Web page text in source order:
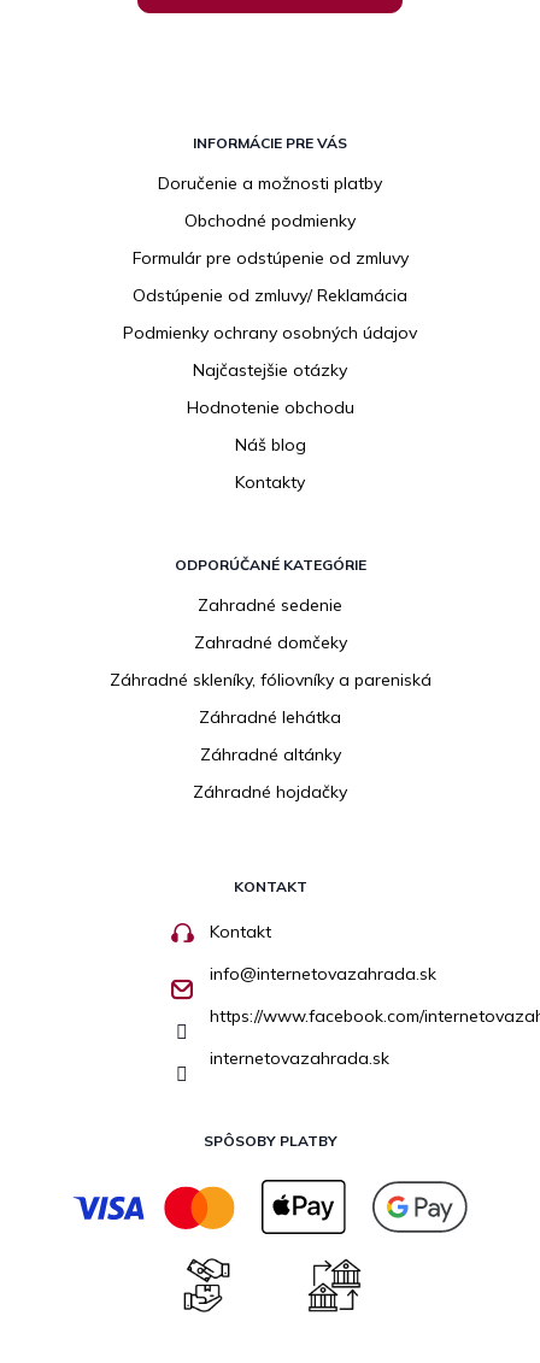
INFORMÁCIE PRE VÁS
Doručenie a možnosti platby
Obchodné podmienky
Formulár pre odstúpenie od zmluvy
Odstúpenie od zmluvy/ Reklamácia
Podmienky ochrany osobných údajov
Najčastejšie otázky
Hodnotenie obchodu
Náš blog
Kontakty
ODPORÚČANÉ KATEGÓRIE
Zahradné sedenie
Zahradné domčeky
Záhradné skleníky, fóliovníky a pareniská
Záhradné lehátka
Záhradné altánky
Záhradné hojdačky
KONTAKT
Kontakt
info@internetovazahrada.sk
https://www.facebook.com/
internetovazahrada.sk
SPÔSOBY PLATBY